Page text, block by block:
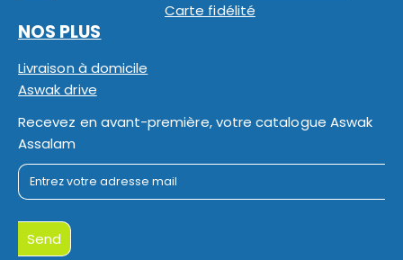
Carte fidélité
NOS PLUS
Livraison à domicile
Aswak drive
Recevez en avant-première, votre catalogue Aswak
Assalam